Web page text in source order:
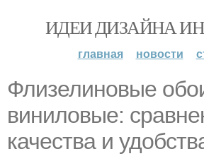
ИДЕИ ДИЗАЙНА
главная новости
Флизелиновые
виниловые:
качества и